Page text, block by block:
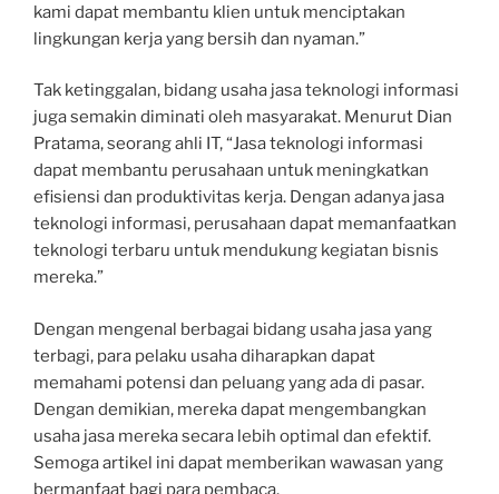
kami dapat membantu klien untuk menciptakan
lingkungan kerja yang bersih dan nyaman.”
Tak ketinggalan, bidang usaha jasa teknologi informasi
juga semakin diminati oleh masyarakat. Menurut Dian
Pratama, seorang ahli IT, “Jasa teknologi informasi
dapat membantu perusahaan untuk meningkatkan
efisiensi dan produktivitas kerja. Dengan adanya jasa
teknologi informasi, perusahaan dapat memanfaatkan
teknologi terbaru untuk mendukung kegiatan bisnis
mereka.”
Dengan mengenal berbagai bidang usaha jasa yang
terbagi, para pelaku usaha diharapkan dapat
memahami potensi dan peluang yang ada di pasar.
Dengan demikian, mereka dapat mengembangkan
usaha jasa mereka secara lebih optimal dan efektif.
Semoga artikel ini dapat memberikan wawasan yang
bermanfaat bagi para pembaca.